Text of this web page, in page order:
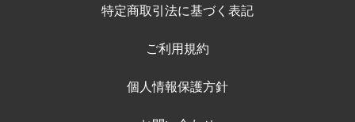
特定商取引法に基づく表記
ご利用規約
個人情報保護方針